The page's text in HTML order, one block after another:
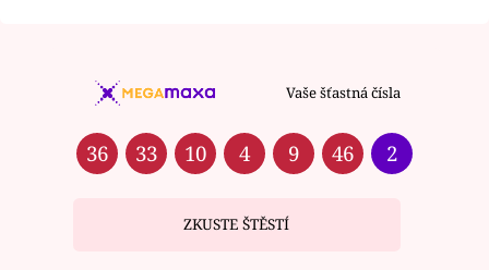
Vaše šťastná čísla
36 33 10 4 9 46 2
ZKUSTE ŠTĚSTÍ